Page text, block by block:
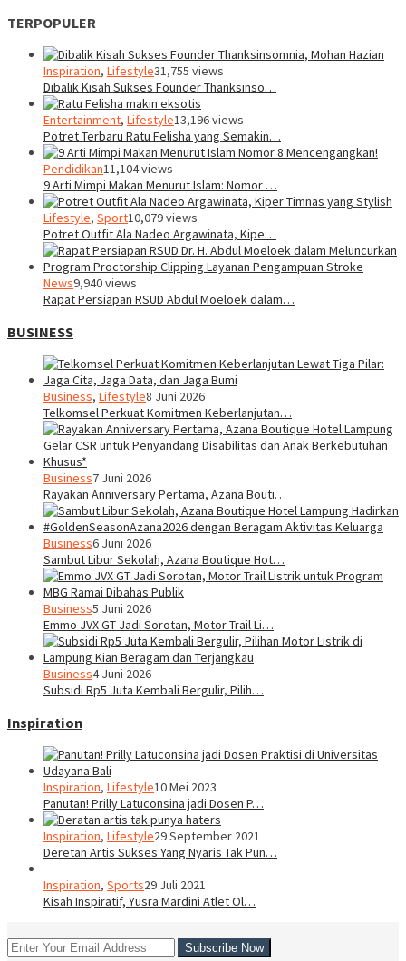
TERPOPULER
Inspiration, Lifestyle31,755 views
Dibalik Kisah Sukses Founder Thanksinso…
Entertainment, Lifestyle13,196 views
Potret Terbaru Ratu Felisha yang Semakin…
Pendidikan11,104 views
9 Arti Mimpi Makan Menurut Islam: Nomor …
Lifestyle, Sport10,079 views
Potret Outfit Ala Nadeo Argawinata, Kipe…
News9,940 views
Rapat Persiapan RSUD Abdul Moeloek dalam…
BUSINESS
Business, Lifestyle8 Juni 2026
Telkomsel Perkuat Komitmen Keberlanjutan…
Business7 Juni 2026
Rayakan Anniversary Pertama, Azana Bouti…
Business6 Juni 2026
Sambut Libur Sekolah, Azana Boutique Hot…
Business5 Juni 2026
Emmo JVX GT Jadi Sorotan, Motor Trail Li…
Business4 Juni 2026
Subsidi Rp5 Juta Kembali Bergulir, Pilih…
Inspiration
Inspiration, Lifestyle10 Mei 2023
Panutan! Prilly Latuconsina jadi Dosen P…
Inspiration, Lifestyle29 September 2021
Deretan Artis Sukses Yang Nyaris Tak Pun…
Inspiration, Sports29 Juli 2021
Kisah Inspiratif, Yusra Mardini Atlet Ol…